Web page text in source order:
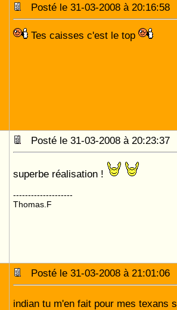
Posté le 31-03-2008 à
Tes caisses c'est le top
Posté le 31-03-2008 à
superbe réalisation !
--------------------
Thomas.F
Posté le 31-03-2008 à
indian tu m'en fait pour mes texans